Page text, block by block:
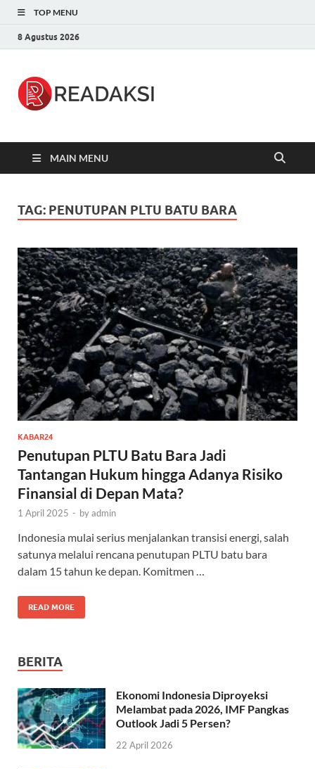
TOP MENU
8 Agustus 2026
MAIN MENU
TAG: PENUTUPAN PLTU BATU BARA
KABAR24
Penutupan PLTU Batu Bara Jadi
Tantangan Hukum hingga Adanya Risiko
Finansial di Depan Mata?
1 April 2025 - byadmin
Indonesia mulai serius menjalankan transisi energi, salah
satunya melalui rencana penutupan PLTU batu bara
dalam 15 tahun ke depan. Komitmen …
READ MORE
BERITA
Ekonomi Indonesia Diproyeksi
Melambat pada 2026, IMF Pangkas
Outlook Jadi 5 Persen?
22 April 2026